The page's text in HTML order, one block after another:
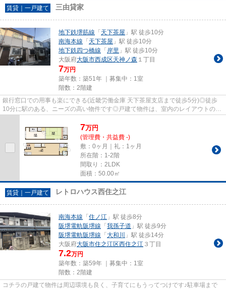
賃貸｜一戸建て 三由貸家
地下鉄堺筋線 「 天下茶屋 」駅 徒歩10分
南海本線 「 天下茶屋 」駅 徒歩10分
地下鉄四つ橋線 「 岸里 」駅 徒歩10分
大阪府大阪市西成区天神ノ森 １丁目
7万円
築年数：築51年 ｜募集中： 1室
階数：2階建
銀行窓口での用事も楽にできる(近畿労働金庫 天下茶屋支店まで徒歩5分)◎徒歩
10分に駅のある、ニーズの高い物件です◎戸建て物件は、室内のレイアウトの自
7万円
(管理費・共益費 -)
敷：0ヶ月｜礼：1ヶ月
所在階：1-2階
間取り：2LDK
面積：50.00㎡
賃貸｜一戸建て レトロハウス西住之江
南海本線 「 住ノ江 」駅 徒歩8分
阪堺電軌阪堺線 「 我孫子道 」駅 徒歩9分
阪堺電軌阪堺線 「 大和川
」駅 徒歩14分
大阪府大阪市住之江区西住之江 ３丁目
7.2万円
築年数：築59年 ｜募集中： 1室
階数：2階建
コチラの戸建て物件は周辺環境も良く、子育てにもうってつけです♪駐車場まで